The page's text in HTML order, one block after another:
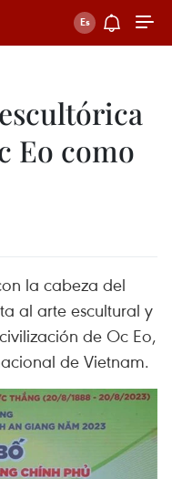
Eo como
la cabeza del
al arte escultural y
de Oc Eo,
de Vietnam.